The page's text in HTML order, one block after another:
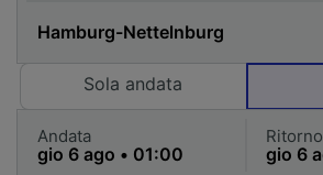
Sola andata
Andata Ritorno